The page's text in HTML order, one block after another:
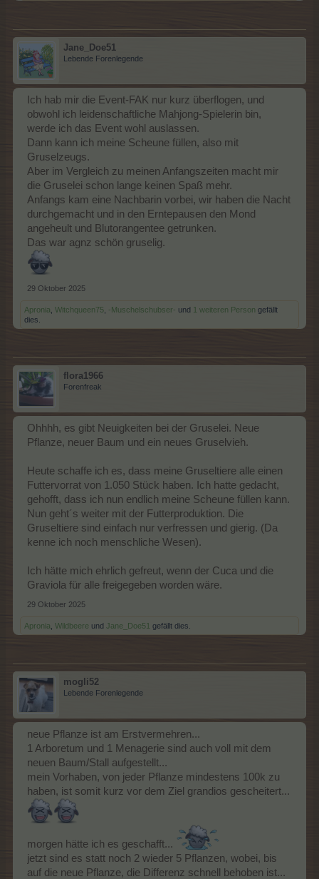
Jane_Doe51
Lebende Forenlegende
Ich hab mir die Event-FAK nur kurz überflogen, und
obwohl ich leidenschaftliche Mahjong-Spielerin bin,
werde ich das Event wohl auslassen.
Dann kann ich meine Scheune füllen, also mit
Gruselzeugs.
Aber im Vergleich zu meinen Anfangszeiten macht mir
die Gruselei schon lange keinen Spaß mehr.
Anfangs kam eine Nachbarin vorbei, wir haben die Nacht
durchgemacht und in den Erntepausen den Mond
angeheult und Blutorangentee getrunken.
Das war agnz schön gruselig.
29 Oktober 2025
Apronia Witchqueen75 -Muschelschubser- und 1 weiteren Person gefällt
dies.
flora1966
Forenfreak
Ohhhh, es gibt Neuigkeiten bei der Gruselei. Neue
Pflanze, neuer Baum und ein neues Gruselvieh.
Heute schaffe ich es, dass meine Gruseltiere alle einen
Futtervorrat von 1.050 Stück haben. Ich hatte gedacht,
gehofft, dass ich nun endlich meine Scheune füllen kann.
Nun geht´s weiter mit der Futterproduktion. Die
Gruseltiere sind einfach nur verfressen und gierig. (Da
kenne ich noch menschliche Wesen).
Ich hätte mich ehrlich gefreut, wenn der Cuca und die
Graviola für alle freigegeben worden wäre.
29 Oktober 2025
Apronia Wildbeere und Jane_Doe51 gefällt dies.
mogli52
Lebende Forenlegende
neue Pflanze ist am Erstvermehren...
1 Arboretum und 1 Menagerie sind auch voll mit dem
neuen Baum/Stall aufgestellt...
mein Vorhaben, von jeder Pflanze mindestens 100k zu
haben, ist somit kurz vor dem Ziel grandios gescheitert...
morgen hätte ich es geschafft...
jetzt sind es statt noch 2 wieder 5 Pflanzen, wobei, bis
auf die neue Pflanze, die Differenz schnell behoben ist...